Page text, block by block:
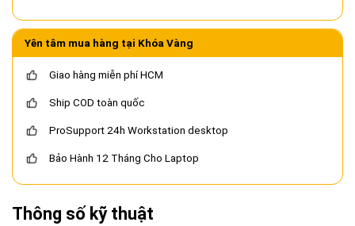
Yên tâm mua hàng tại Khóa Vàng
Giao hàng miễn phí HCM
Ship COD toàn quốc
ProSupport 24h Workstation desktop
Bảo Hành 12 Tháng Cho Laptop
Thông số kỹ thuật